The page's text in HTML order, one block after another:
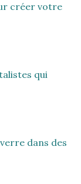
créer votre
qui
dans des